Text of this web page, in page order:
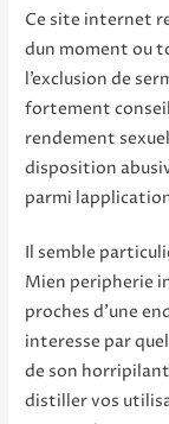
Ce site internet
dun moment ou
l’exclusion de
fortement
rendement
disposition
parmi
Il semble
Mien peripherie
proches d’une
interesse par
de son
distiller vos